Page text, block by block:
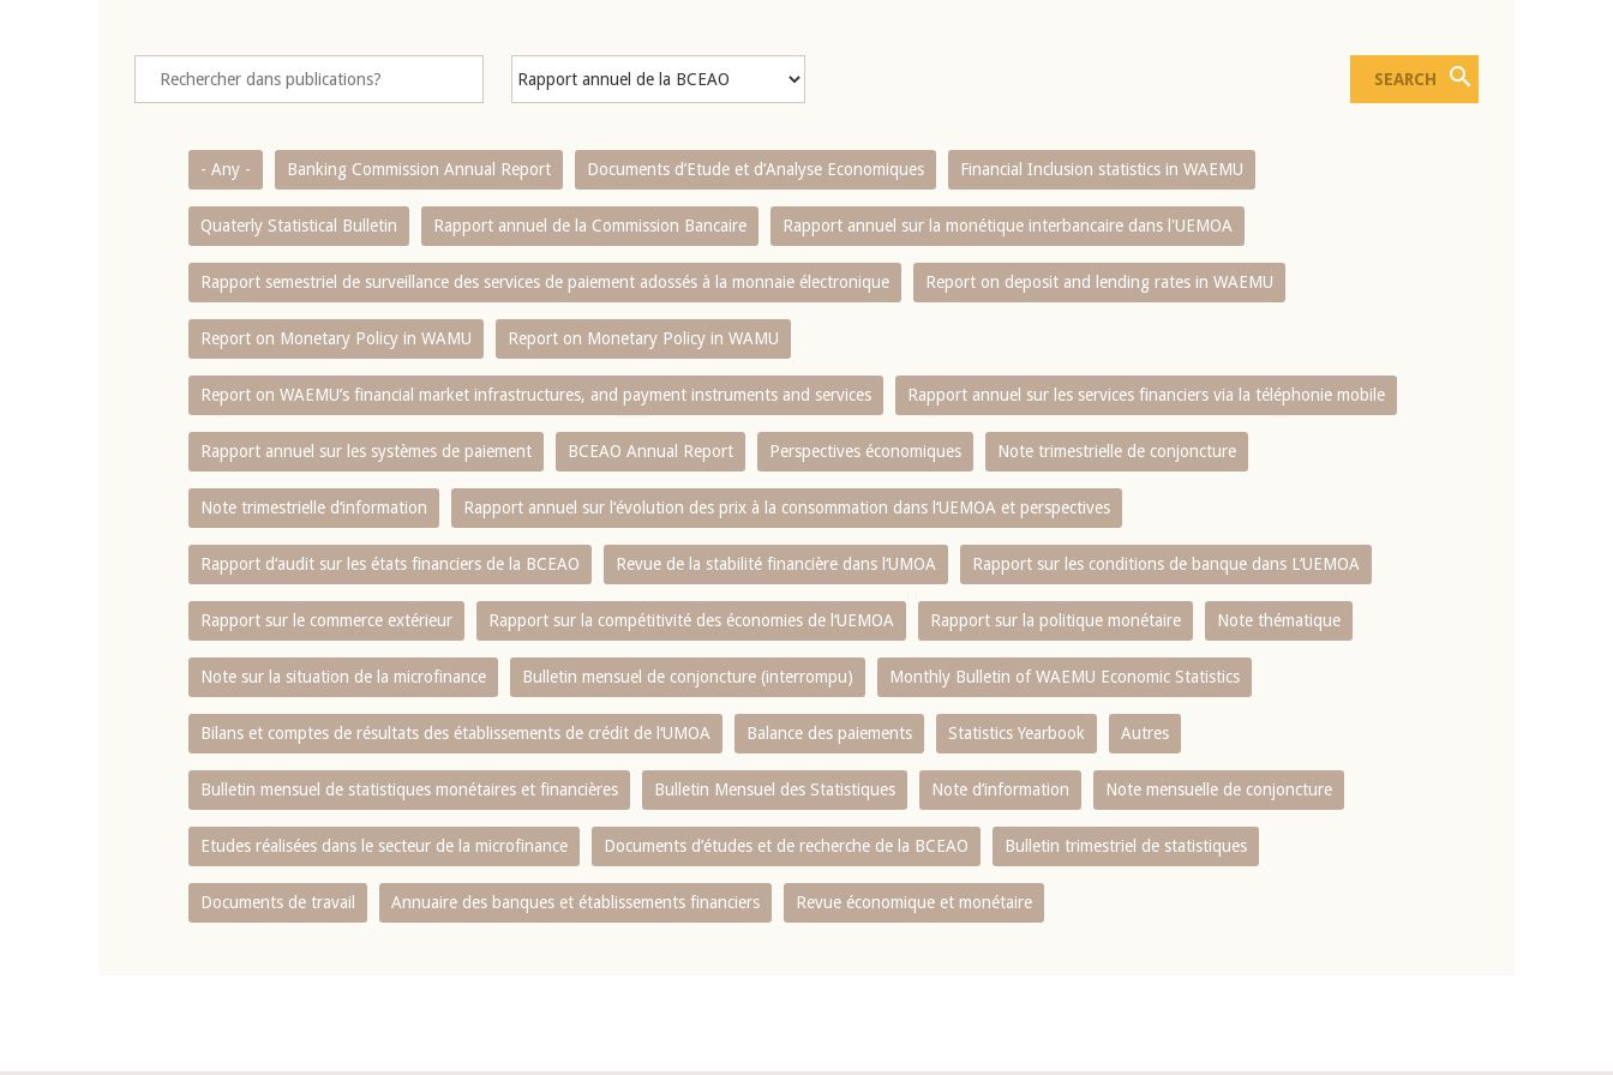
- Any - Banking Commission Annual Report Documents d’Etude et d’Analyse Economiques Financial Inclusion statistics in WAEMU
Quaterly Statistical Bulletin Rapport annuel de la Commission Bancaire Rapport annuel sur la monétique interbancaire dans l'UEMOA
Rapport semestriel de surveillance des services de paiement adossés à la monnaie électronique Report on deposit and lending rates in WAEMU
Report on Monetary Policy in WAMU Report on Monetary Policy in WAMU
Report on WAEMU’s financial market infrastructures, and payment instruments and services Rapport annuel sur les services financiers via la téléphonie mobile
Rapport annuel sur les systèmes de paiement BCEAO Annual Report Perspectives économiques Note trimestrielle de conjoncture
Note trimestrielle d‘information Rapport annuel sur l‘évolution des prix à la consommation dans l‘UEMOA et perspectives
Rapport d‘audit sur les états financiers de la BCEAO Revue de la stabilité financière dans l‘UMOA Rapport sur les conditions de banque dans L‘UEMOA
Rapport sur le commerce extérieur Rapport sur la compétitivité des économies de l‘UEMOA Rapport sur la politique monétaire Note thématique
Note sur la situation de la microfinance Bulletin mensuel de conjoncture (interrompu) Monthly Bulletin of WAEMU Economic Statistics
Bilans et comptes de résultats des établissements de crédit de l‘UMOA Balance des paiements Statistics Yearbook Autres
Bulletin mensuel de statistiques monétaires et financières Bulletin Mensuel des Statistiques Note d’information Note mensuelle de conjoncture
Etudes réalisées dans le secteur de la microfinance Documents d’études et de recherche de la BCEAO Bulletin trimestriel de statistiques
Documents de travail Annuaire des banques et établissements financiers Revue économique et monétaire